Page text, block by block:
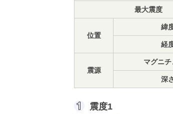
最大震度
位置
緯
経
震源
マグニ
深
震度1